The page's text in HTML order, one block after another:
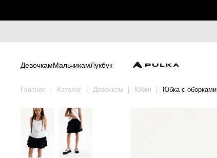
ДевочкамМальчикамЛукбук
Главная Каталог Девочкам Юбки Юбка с оборками